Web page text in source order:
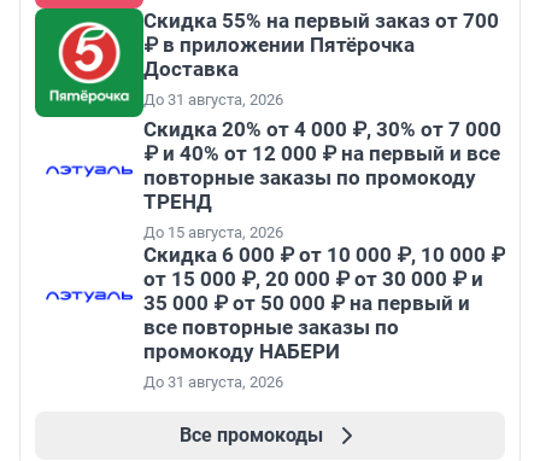
Скидка 55% на первый заказ от 700
₽ в приложении Пятёрочка
Доставка
До 31 августа, 2026
Скидка 20% от 4 000 ₽, 30% от 7 000
₽ и 40% от 12 000 ₽ на первый и все
повторные заказы по промокоду
ТРЕНД
До 15 августа, 2026
Скидка 6 000 ₽ от 10 000 ₽, 10 000 ₽
от 15 000 ₽, 20 000 ₽ от 30 000 ₽ и
35 000 ₽ от 50 000 ₽ на первый и
все повторные заказы по
промокоду НАБЕРИ
До 31 августа, 2026
Все промокоды